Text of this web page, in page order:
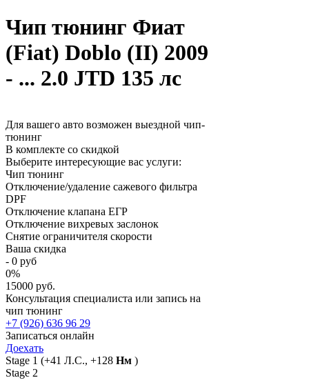
Чип тюнинг Фиат
(Fiat) Doblo (II) 2009
- ... 2.0 JTD 135 лс
Для вашего авто возможен выездной чип-
тюнинг
В комплекте со скидкой
Выберите интересующие вас услуги:
Чип тюнинг
Отключение/удаление сажевого фильтра
DPF
Отключение клапана ЕГР
Отключение вихревых заслонок
Снятие ограничителя скорости
Ваша скидка
- 0 руб
0%
15000 руб.
Консультация специалиста или запись на
чип тюнинг
+7 (926) 636 96 29
Записаться онлайн
Доехать
Stage 1 (+41 Л.С., +128 Нм )
Stage 2